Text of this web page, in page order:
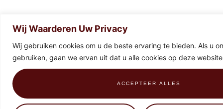
Wij Waarderen Uw Privacy
Wij gebruiken cookies om u de beste ervaring te bieden. Als u
gebruiken, gaan we ervan uit dat u alle cookies op deze
ACCEPTEER ALLES